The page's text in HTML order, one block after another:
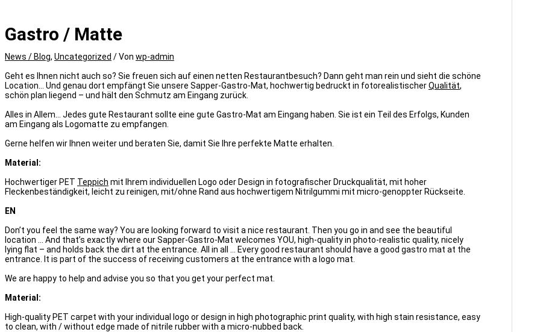
Gastro / Matte
News / Blog, Uncategorized / Von wp-admin
Geht es Ihnen nicht auch so? Sie freuen sich auf einen netten Restaurantbesuch? Dann geht man rein und sieht die schöne
Location… Und genau dort empfängt Sie unsere Sapper-Gastro-Mat, hochwertig bedruckt in fotorealistischerQualität,
schön plan liegend ­­– und hält den Schmutz am Eingang zurück.
Alles in Allem… Jedes gute Restaurant sollte eine gute Gastro-Mat am Eingang haben. Sie ist ein Teil des Erfolgs, Kunden
am Eingang als Logomatte zu empfangen.
Gerne helfen wir Ihnen weiter und beraten Sie, damit Sie Ihre perfekte Matte erhalten.
Material:
Hochwertiger PET Teppich mit Ihrem individuellen Logo oder Design in fotografischer Druckqualität, mit hoher
Fleckenbeständigkeit, leicht zu reinigen, mit/ohne Rand aus hochwertigem Nitrilgummi mit micro-genoppter Rückseite.
EN
Don’t you feel the same way? You are looking forward to visit a nice restaurant. Then you go in and see the beautiful
location … And that’s exactly where our Sapper-Gastro-Mat welcomes YOU, high-quality in photo-realistic quality, nicely
lying flat – and holds back the dirt at the entrance. All in all … Every good restaurant should have a good gastro mat at the
entrance. It is part of the success of receiving customers at the entrance with a logo mat.
We are happy to help and advise you so that you get your perfect mat.
Material:
High-quality PET carpet with your individual logo or design in high photographic print quality, with high stain resistance, easy
to clean, with / without edge made of nitrile rubber with a micro-nubbed back.